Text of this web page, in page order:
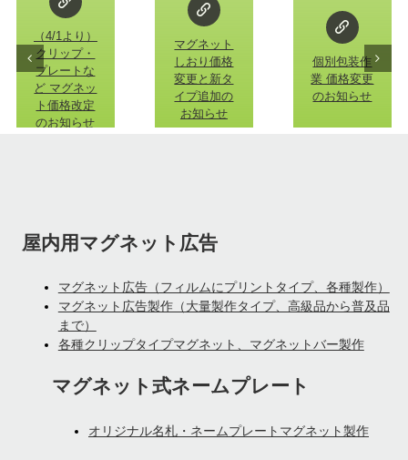
（4/1より）
クリップ・
プレートな
ど マグネッ
ト価格改定
のお知らせ
マグネット
しおり価格
変更と新タ
イプ追加の
お知らせ
個別包装作
業 価格変更
のお知らせ
屋内用マグネット広告
マグネット広告（フィルムにプリントタイプ、各種製作）
マグネット広告製作（大量製作タイプ、高級品から普及品
まで）
各種クリップタイプマグネット、マグネットバー製作
マグネット式ネームプレート
オリジナル名札・ネームプレートマグネット製作